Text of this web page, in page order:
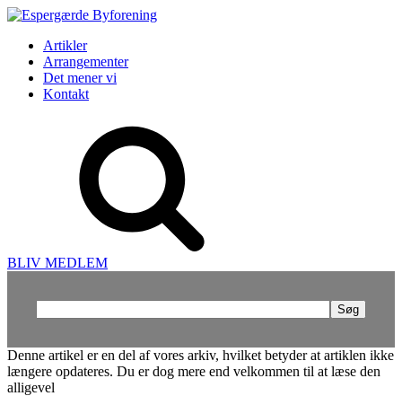
Artikler
Arrangementer
Det mener vi
Kontakt
BLIV MEDLEM
efter:
Denne artikel er en del af vores arkiv, hvilket betyder at artiklen ikke
længere opdateres. Du er dog mere end velkommen til at læse den
alligevel